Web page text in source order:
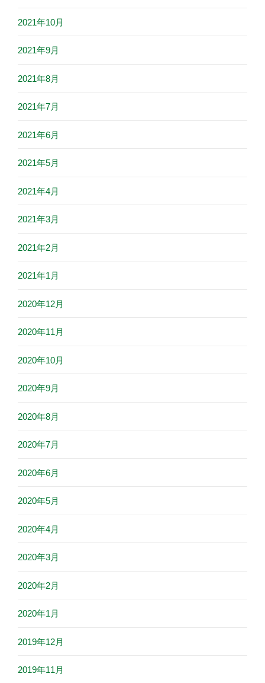
2021年10月
2021年9月
2021年8月
2021年7月
2021年6月
2021年5月
2021年4月
2021年3月
2021年2月
2021年1月
2020年12月
2020年11月
2020年10月
2020年9月
2020年8月
2020年7月
2020年6月
2020年5月
2020年4月
2020年3月
2020年2月
2020年1月
2019年12月
2019年11月